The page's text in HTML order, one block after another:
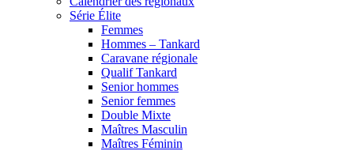
Série Élite
Femmes
Hommes – Tankard
Caravane régionale
Qualif Tankard
Senior hommes
Senior femmes
Double Mixte
Maîtres Masculin
Maîtres Féminin